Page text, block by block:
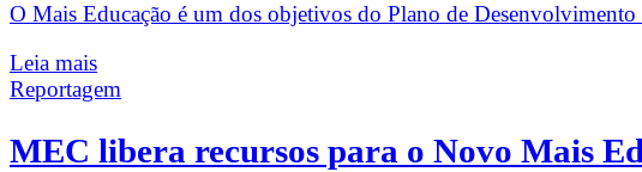
O Mais Educação é um dos objetivos do Plano de
Leia mais
Reportagem
MEC libera recursos para o Novo Mais